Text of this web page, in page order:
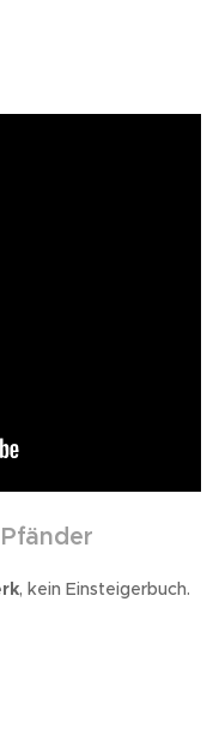
, kein Einsteigerbuch.